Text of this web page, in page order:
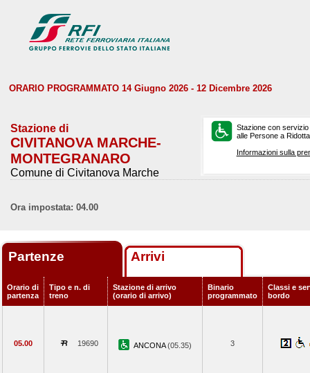
ORARIO PROGRAMMATO 14 Giugno 2026 - 12 Dicembre 2026
Stazione di
CIVITANOVA MARCHE-
MONTEGRANARO
Comune di Civitanova Marche
Stazione con
alle Persone a
Informazioni sulla
Ora impostata: 04.00
Partenze Arrivi
Orario di
partenza
Tipo e n. di
treno
Stazione di arrivo
(orario di arrivo)
Binario
programmato
Classi e
bordo
05.00 19690 ANCONA(05.35) 3